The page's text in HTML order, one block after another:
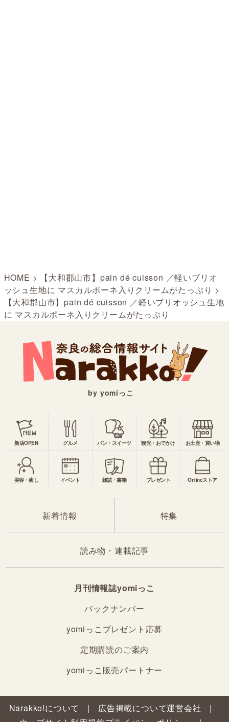
HOME >
【大和郡山市】pain dé cuisson ／軽いブリオ
ッシュ生地に マスカルポーネ入りクリームがたっぷり >
【大和郡山市】pain dé cuisson ／軽いブリオッシュ生地
に マスカルポーネ入りクリームがたっぷり
by yomiっこ
新店OPEN グルメ パン・スイーツ 観光・おでかけ お土産・買い物
美容・癒し イベント 雑誌・書籍 プレゼント Onlineストア
新着情報 特集
読み物・連載記事
月刊情報誌yomiっこ
バックナンバー
yomiっこプレゼント応募
定期購読のご案内
yomiっこ販売パートナー
Narakko!について 広告掲載について運営会社